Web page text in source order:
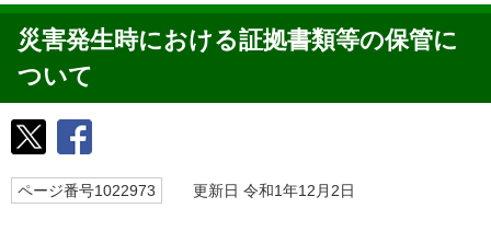
災害発生時における証拠書類等の保管に
ついて
ページ番号1022973 更新日 令和1年12月2日